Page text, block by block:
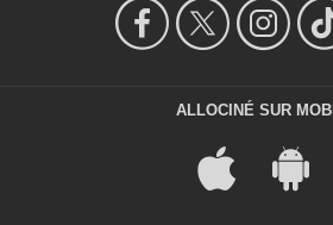
ALLOCINÉ SUR